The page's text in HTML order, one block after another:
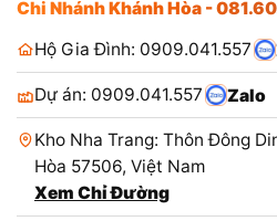
Chi Nhánh Khánh Hòa -
Hộ Gia Đình: 0909.041.557
Dự án: 0909.041.557 Zalo
Kho Nha Trang: Thôn Đông
Hòa 57506, Việt Nam
Xem Chỉ Đường